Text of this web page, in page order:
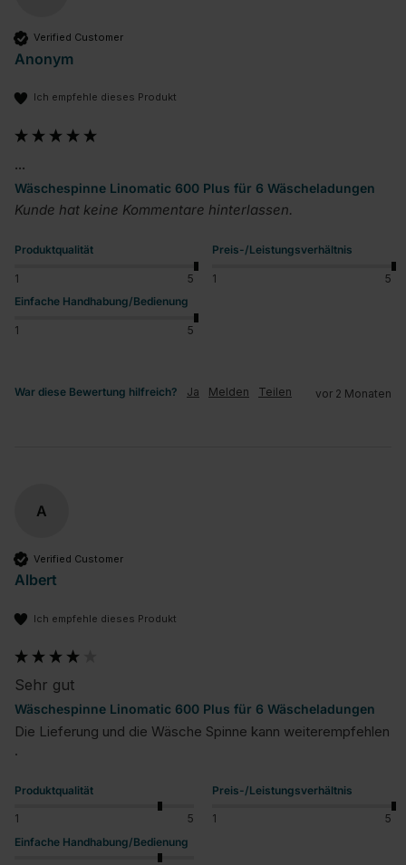
Verified Customer
Anonym
Ich empfehle dieses Produkt
...
Wäschespinne Linomatic 600 Plus für 6 Wäscheladungen
Kunde hat keine Kommentare hinterlassen.
Produktqualität
1 5
Preis-/Leistungsverhältnis
1
5
Einfache Handhabung/Bedienung
1 5
War diese Bewertung hilfreich? Ja Melden Teilen vor 2 Monaten
A
Verified Customer
Albert
Ich empfehle dieses Produkt
Sehr gut
Wäschespinne Linomatic 600 Plus für 6 Wäscheladungen
Die Lieferung und die Wäsche Spinne kann weiterempfehlen
.
Produktqualität
1 5
Preis-/Leistungsverhältnis
1
5
Einfache Handhabung/Bedienung